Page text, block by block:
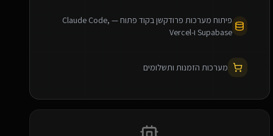
פיתוח מערכות פרודקשן בקוד פתוח — Claude Code,
Supabase ו-Vercel
מערכות הזמנות ותשלומים